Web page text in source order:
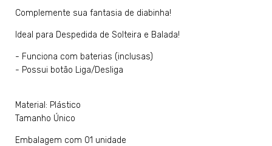
Complemente sua fantasia de diabinha!
Ideal para Despedida de Solteira e Balada!
- Funciona com baterias (inclusas)
- Possui botão Liga/Desliga
Material: Plástico
Tamanho Único
Embalagem com 01 unidade